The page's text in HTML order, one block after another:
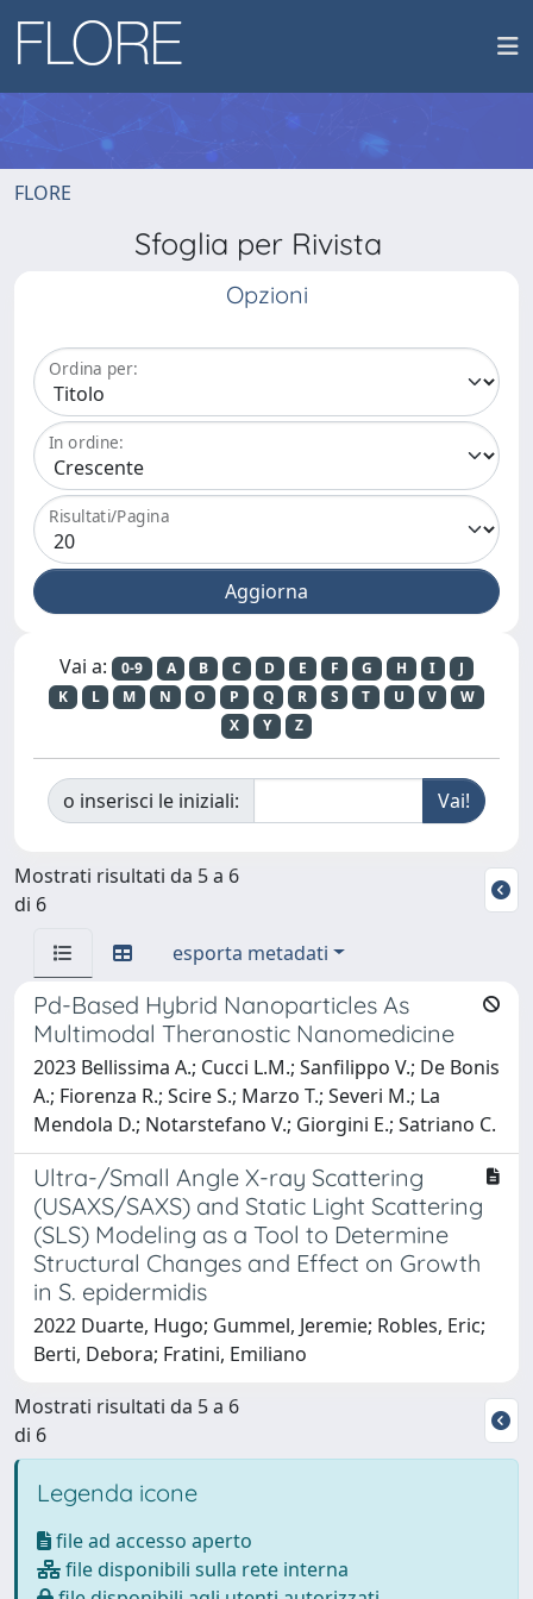
FLORE
Sfoglia per Rivista
Opzioni
Ordina per:
In ordine:
Risultati/Pagina
Vai a: 0-9 A B C D E F G H I
J
K
L M N O P Q R S T U V
W
X
Y Z
o inserisci le iniziali:
Mostrati risultati da 5 a 6
di 6
esporta metadati
Pd-Based Hybrid Nanoparticles As
Multimodal Theranostic Nanomedicine
2023 Bellissima A.; Cucci L.M.; Sanfilippo V.; De Bonis
A.; Fiorenza R.; Scire S.; Marzo T.; Severi M.; La
Mendola D.; Notarstefano V.; Giorgini E.; Satriano C.
Ultra-/Small Angle X-ray Scattering
(USAXS/SAXS) and Static Light Scattering
(SLS) Modeling as a Tool to Determine
Structural Changes and Effect on Growth
in S. epidermidis
2022 Duarte, Hugo; Gummel, Jeremie; Robles, Eric;
Berti, Debora; Fratini, Emiliano
Mostrati risultati da 5 a 6
di 6
Legenda icone
file ad accesso aperto
file disponibili sulla rete interna